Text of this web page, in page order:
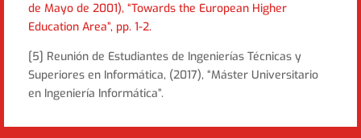
de Mayo de 2001), “Towards the European Higher
Education Area”, pp. 1-2.
[5] Reunión de Estudiantes de Ingenierías Técnicas y
Superiores en Informática, (2017), “Máster Universitario
en Ingeniería Informática”.